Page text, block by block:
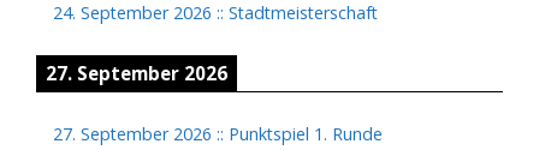
24. September 2026 :: Stadtmeisterschaft
27. September 2026
27. September 2026 :: Punktspiel 1. Runde